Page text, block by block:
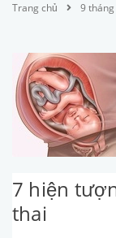
Trang chủ 9
7 hiện
thai